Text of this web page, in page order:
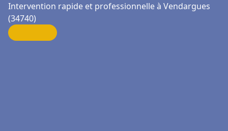
Intervention rapide et professionnelle à Vendargues
(34740)